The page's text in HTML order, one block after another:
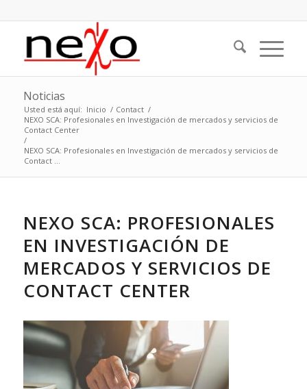
Noticias
Usted está aquí: Inicio / Contact /
NEXO SCA: Profesionales en Investigación de mercados y servicios de
Contact Center
/
NEXO SCA: Profesionales en Investigación de mercados y servicios de
Contact ...
NEXO SCA: PROFESIONALES
EN INVESTIGACIÓN DE
MERCADOS Y SERVICIOS DE
CONTACT CENTER